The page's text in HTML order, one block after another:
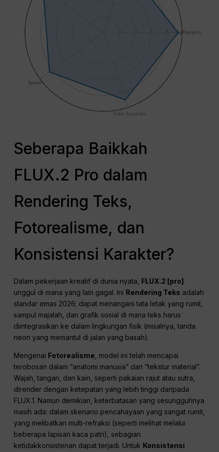
Seberapa Baikkah
FLUX.2 Pro dalam
Rendering Teks,
Fotorealisme, dan
Konsistensi Karakter?
Dalam pekerjaan kreatif di dunia nyata, FLUX.2 [pro]
unggul di mana yang lain gagal. Ini Rendering Teks adalah
standar emas 2026; dapat menangani tata letak yang rumit,
sampul majalah, dan grafik sosial di mana teks harus
diintegrasikan ke dalam lingkungan fisik (misalnya, tanda
neon yang memantul di jalan yang basah).
Mengenai Fotorealisme, model ini telah mencapai
terobosan dalam “anatomi manusia” dan “tekstur material”.
Wajah, tangan, dan kain, seperti pakaian rajut atau sutra,
dirender dengan ketepatan yang lebih tinggi daripada
FLUX.1. Namun demikian, keterbatasan yang sesungguhnya
masih ada: dalam skenario pencahayaan yang sangat rumit,
yang melibatkan multi-refraksi (seperti melihat melalui
beberapa lapisan kaca patri), sebagian
ketidakkonsistenan dapat terjadi. Untuk Konsistensi